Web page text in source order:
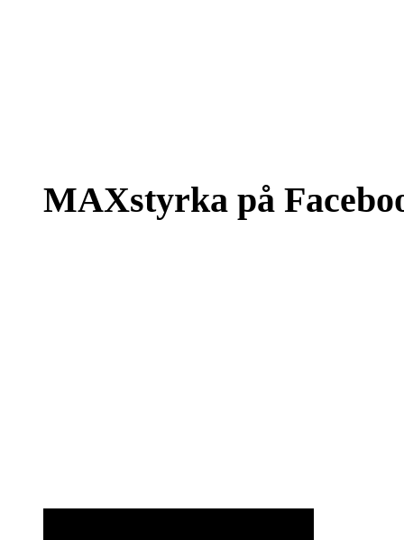
MAXstyrka på